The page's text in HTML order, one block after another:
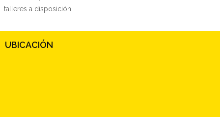
talleres a disposición.
UBICACIÓN